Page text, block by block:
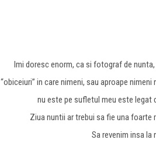
Imi doresc enorm, ca si fotograf de
“obiceiuri” in care nimeni, sau aproape
nu este pe sufletul meu este legat
Ziua nuntii ar trebui sa fie una foarte
Sa revenim insa